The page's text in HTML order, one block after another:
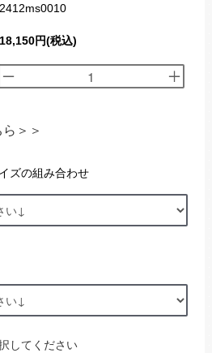
2412ms0010
18,150円(税込)
＞＞
ズの組み合わせ
してください